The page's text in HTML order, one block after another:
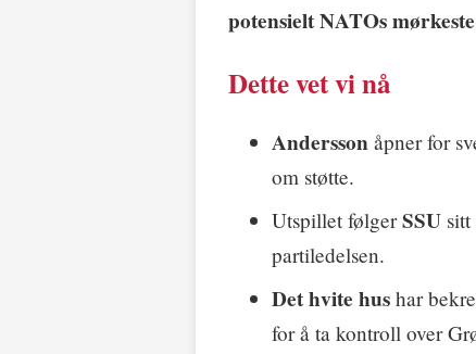
potensielt NATOs
Dette vet vi nå
Andersson åpner for
om støtte.
Utspillet følgerSSU
partiledelsen.
Det hvite hus har
for å ta kontroll over